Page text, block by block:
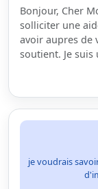
Bonjour, Cher
solliciter une
avoir aupres de
soutient. Je suis
je voudrais